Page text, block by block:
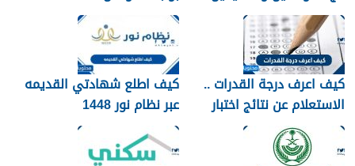
1448
كيف اعرف درجة القدرات ..
الاستعلام عن نتائج اختبار
القدرات 1448
كيف اطلع شهادتي القديمه
عبر نظام نور 1448